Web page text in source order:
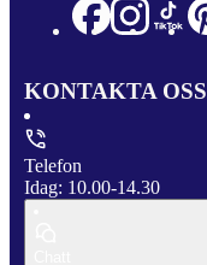
KONTAKTA OSS
Telefon
Idag: 10.00-14.30